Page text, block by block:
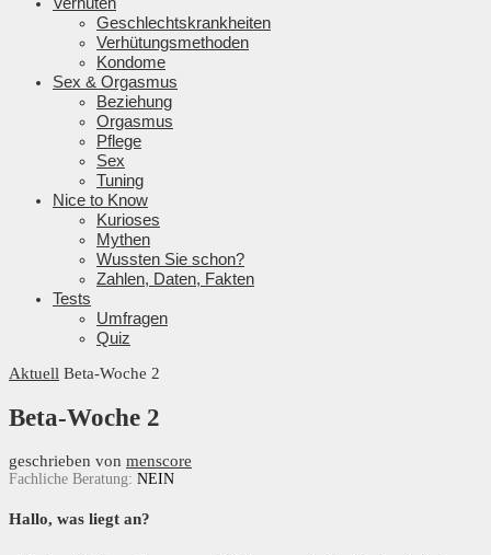
Geschlechtskrankheiten
Verhütungsmethoden
Kondome
Sex & Orgasmus
Beziehung
Orgasmus
Pflege
Sex
Tuning
Nice to Know
Kurioses
Mythen
Wussten Sie schon?
Zahlen, Daten, Fakten
Tests
Umfragen
Quiz
Aktuell Beta-Woche 2
Beta-Woche 2
geschrieben von menscore
Fachliche Beratung: NEIN
Hallo, was liegt an?